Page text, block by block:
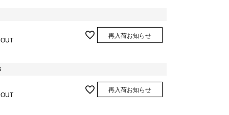
再入荷お知らせ
再入荷お知らせ